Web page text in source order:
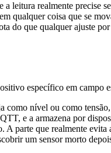
leitura realmente
coisa que se
do que qualquer ajuste
específico em campo
nível ou como
e a armazena por
A parte que realmente
um sensor morto